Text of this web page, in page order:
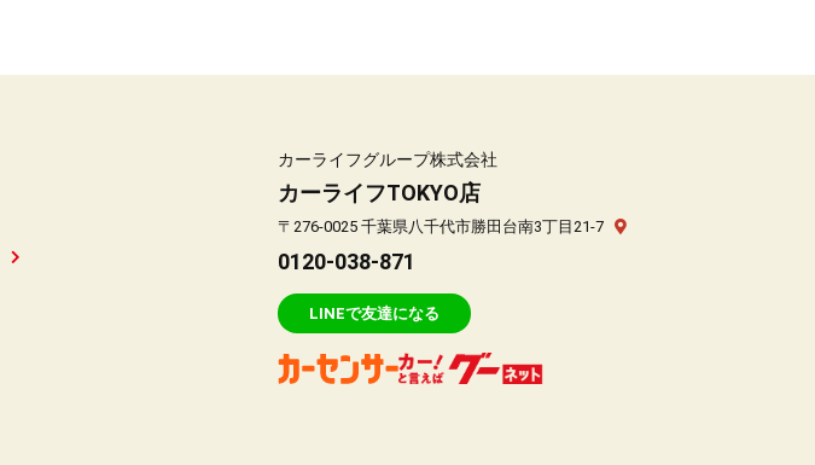
カーライフグループ株式会社
カーライフTOKYO店
〒276-0025 千葉県八千代市勝田台南3丁目21-7
0120-038-871
LINEで友達になる